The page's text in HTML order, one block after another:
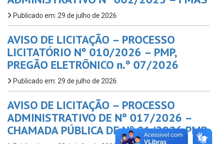
Publicado em: 29 de julho de 2026
AVISO DE LICITAÇÃO – PROCESSO
LICITATÓRIO Nº 010/2026 – PMP,
PREGÃO ELETRÔNICO n.º 07/2026
Publicado em: 29 de julho de 2026
AVISO DE LICITAÇÃO – PROCESSO
ADMINISTRATIVO DE Nº 017/2026 –
CHAMADA PÚBLICA DE Nº 01/2026 PMP